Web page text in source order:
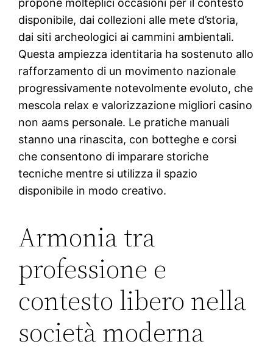
disponibile, dai collezioni alle mete d’storia,
dai siti archeologici ai cammini ambientali.
Questa ampiezza identitaria ha sostenuto allo
rafforzamento di un movimento nazionale
progressivamente notevolmente evoluto, che
mescola relax e valorizzazione migliori casino
non aams personale. Le pratiche manuali
stanno una rinascita, con botteghe e corsi
che consentono di imparare storiche
tecniche mentre si utilizza il spazio
disponibile in modo creativo.
Armonia tra
professione e
contesto libero nella
società moderna